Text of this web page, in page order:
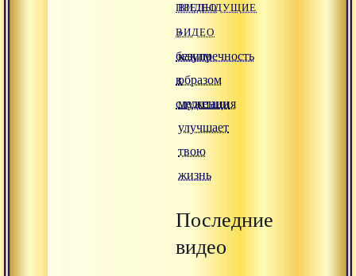
ПРЕДЫДУЩИЕ
ВИДЕО
безупречность
в
служении
ВИДЕО
»
каким
образом
медитация
улучшает
твою
жизнь
Последние
видео